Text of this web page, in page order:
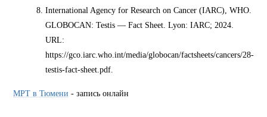
International Agency for Research on Cancer (IARC), WHO.
GLOBOCAN: Testis — Fact Sheet. Lyon: IARC; 2024.
URL:
https://gco.iarc.who.int/media/globocan/factsheets/cancers/28-
testis-fact-sheet.pdf.
МРТ в Тюмени - запись онлайн